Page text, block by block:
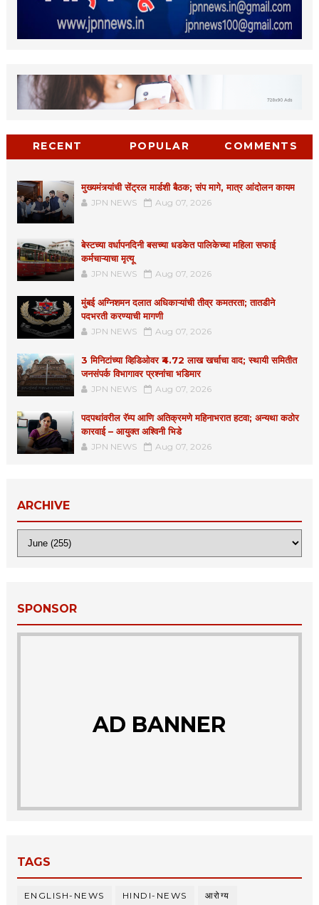
RECENT POPULAR COMMENTS
मुख्यमंत्र्यांची सेंट्रल मार्डशी बैठक; संप मागे, मात्र आंदोलन कायम
JPN NEWS Aug 07, 2026
बेस्टच्या वर्धापनदिनी बसच्या धडकेत पालिकेच्या महिला सफाई
कर्मचाऱ्याचा मृत्यू
JPN NEWS Aug 07, 2026
मुंबई अग्निशमन दलात अधिकाऱ्यांची तीव्र कमतरता; तातडीने
पदभरती करण्याची मागणी
JPN NEWS Aug 07, 2026
3 मिनिटांच्या व्हिडिओवर ₹4.72 लाख खर्चाचा वाद; स्थायी समितीत
जनसंपर्क विभागावर प्रश्नांचा भडिमार
JPN NEWS Aug 07, 2026
पदपथांवरील रॅम्प आणि अतिक्रमणे महिनाभरात हटवा; अन्यथा कठोर
कारवाई – आयुक्त अश्विनी भिडे
JPN NEWS Aug 07, 2026
ARCHIVE
SPONSOR
AD BANNER
TAGS
ENGLISH-NEWS HINDI-NEWS आरोग्य